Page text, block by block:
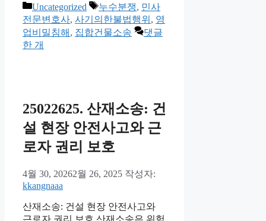
카
테
고
리
Uncategorized
태
그
누수분쟁, 민사
전문변호사, 사기의한불법행위 , 영
업비밀침해 , 집합건물소송
댓글
한 개
25022625. 산재소송: 건
설 현장 안전사고와 근
로자 권리 보호
4월 30, 20262월 26, 2025 작성자:
kkangnaaa
산재소송: 건설 현장 안전사고와
근로자 권리 보호 산재소송은 위험